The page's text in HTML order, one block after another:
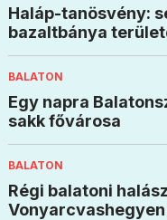
Haláp-tanösvény:
bazaltbánya
BALATON
Egy napra
sakk fővárosa
BALATON
Régi balatoni
Vonyarcvashegyen